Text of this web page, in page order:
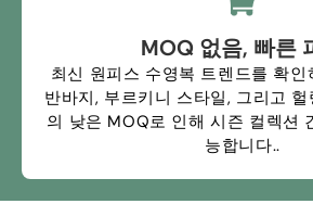
MOQ 없음, 빠른
최신 원피스 수영복 트렌드를 확인
반바지, 부르키니 스타일, 그리고
의 낮은 MOQ로 인해 시즌 컬렉션
능합니다..